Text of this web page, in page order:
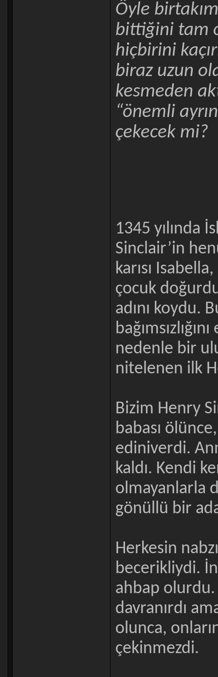
Öyle
bittiğini tam
hiçbirini
biraz uzun
kesmeden
“önemli
çekecek mi?
1345 yılında
Sinclair’in
karısı
çocuk
adını koydu.
nedenle bir
nitelenen ilk
Bizim Henry
babası
ediniverdi.
kaldı. Kendi
olmayanlarla
gönüllü bir
Herkesin
becerikliydi.
ahbap olurdu.
davranırdı
olunca,
çekinmezdi.